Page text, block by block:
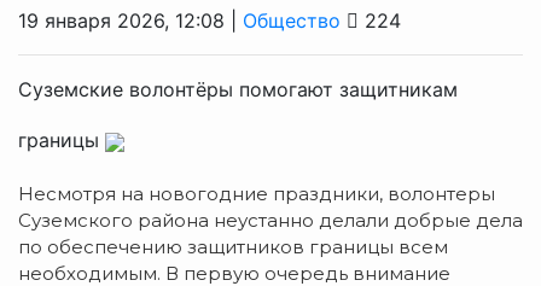
19 января 2026, 12:08 | Общество 224
Суземские волонтёры помогают защитникам
границы
Несмотря на новогодние праздники, волонтеры
Суземского района неустанно делали добрые дела
по обеспечению защитников границы всем
необходимым. В первую очередь внимание